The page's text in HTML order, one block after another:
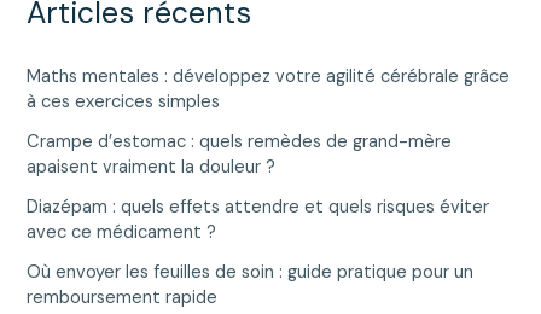
Articles récents
Maths mentales : développez votre agilité cérébrale grâce
à ces exercices simples
Crampe d’estomac : quels remèdes de grand-mère
apaisent vraiment la douleur ?
Diazépam : quels effets attendre et quels risques éviter
avec ce médicament ?
Où envoyer les feuilles de soin : guide pratique pour un
remboursement rapide